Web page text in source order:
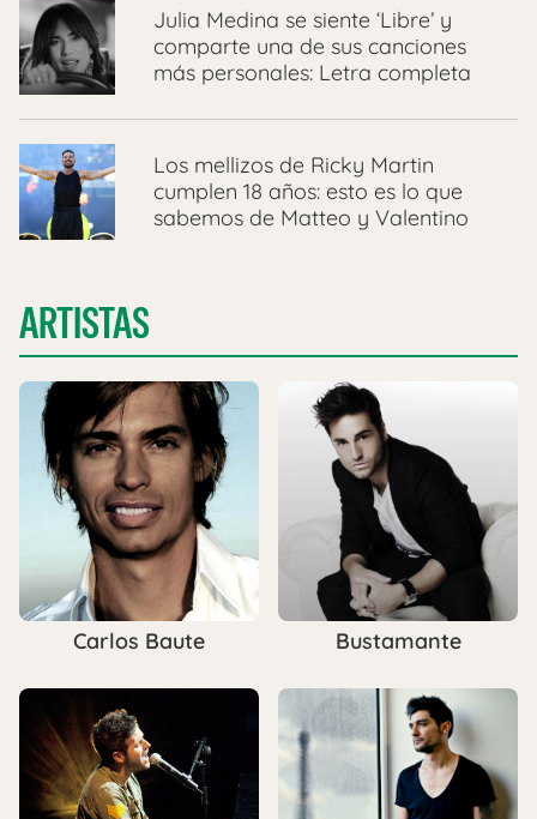
Julia Medina se siente ‘Libre’ y
comparte una de sus canciones
más personales: Letra completa
Los mellizos de Ricky Martin
cumplen 18 años: esto es lo que
sabemos de Matteo y Valentino
ARTISTAS
Carlos Baute Bustamante